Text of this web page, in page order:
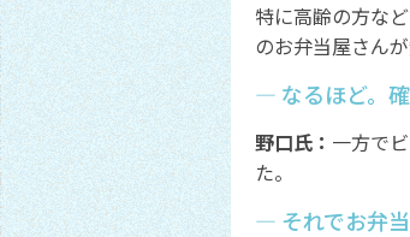
特に高齢の方な
のお弁当屋さん
― なるほど。
野口氏： 一方で
た。
― それでお弁